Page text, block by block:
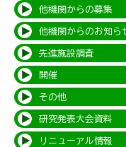
他機関からの募集
他機関からのお知ら
先進施設調査
開催
その他
研究発表大会資料
リニューアル情報